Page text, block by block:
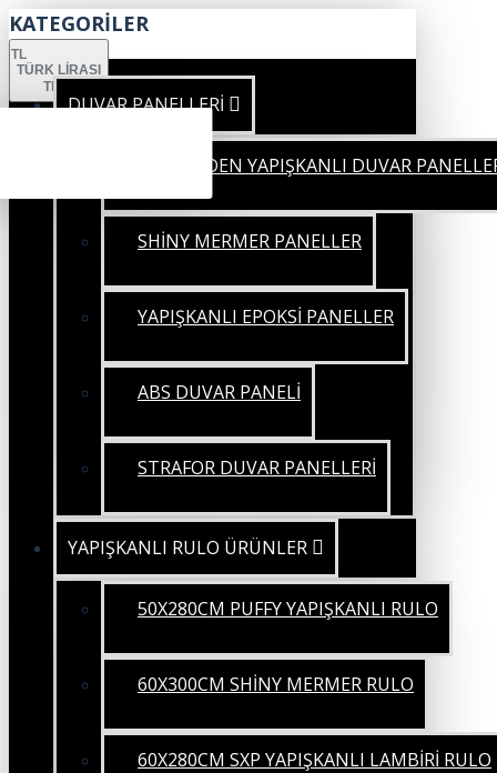
KATEGORİLER
TL
TÜRK LIRASI
TRY
DUVAR PANELLERİ
KENDİNDEN YAPIŞKANLI DUVAR
SHİNY MERMER PANELLER
YAPIŞKANLI EPOKSİ PANELLER
ABS DUVAR PANELİ
STRAFOR DUVAR PANELLERİ
YAPIŞKANLI RULO ÜRÜNLER
50X280CM PUFFY YAPIŞKANLI RULO
60X300CM SHİNY MERMER RULO
60X280CM SXP YAPIŞKANLI LAMBİRİ RULO